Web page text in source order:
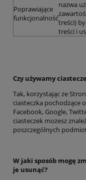
Poprawiające
funkcjonalność
nazwa
treści)
treści i
Czy używamy
Tak, korzystając ze
ciasteczka pochodzące
Facebook, Google,
ciasteczek możesz
poszczególnych
W jaki sposób mogę
je usunąć?